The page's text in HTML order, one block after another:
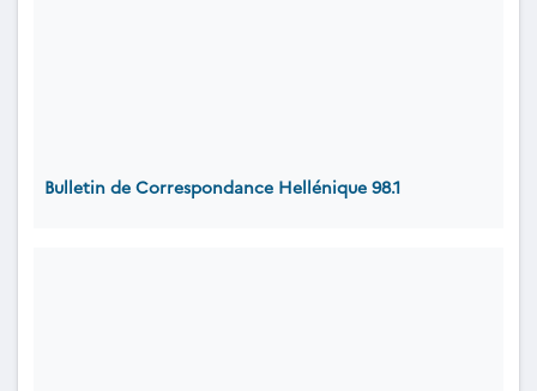
Bulletin de Correspondance Hellénique 98.1